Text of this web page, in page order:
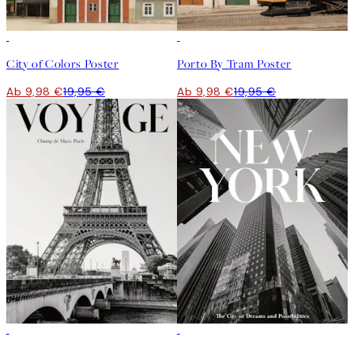
City of Colors Poster
Ab 9,98 €19,95 €
Porto By Tram Poster
Ab 9,98 €19,95 €